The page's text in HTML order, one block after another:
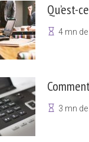
Qu’est-
4 mn
3 mn